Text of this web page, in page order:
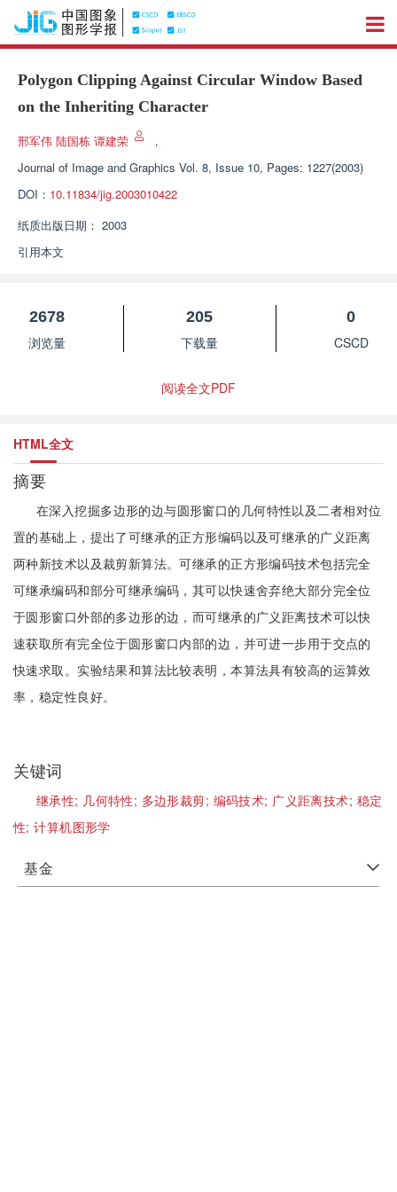
Polygon Clipping Against Circular Window Based
on the Inheriting Character
邢军伟 陆国栋 谭建荣
，
Journal of Image and Graphics Vol. 8, Issue 10, Pages: 1227(2003)
DOI： 10.11834/jig.2003010422
纸质出版日期： 2003
引用本文
2678
浏览量
205
下载量
0
CSCD
阅读全文PDF
HTML全文
摘要
在深入挖掘多边形的边与圆形窗口的几何特性以及二者相对位
置的基础上，提出了可继承的正方形编码以及可继承的广义距离
两种新技术以及裁剪新算法。可继承的正方形编码技术包括完全
可继承编码和部分可继承编码，其可以快速舍弃绝大部分完全位
于圆形窗口外部的多边形的边，而可继承的广义距离技术可以快
速获取所有完全位于圆形窗口内部的边，并可进一步用于交点的
快速求取。实验结果和算法比较表明，本算法具有较高的运算效
率，稳定性良好。
关键词
继承性; 几何特性; 多边形裁剪; 编码技术; 广义距离技术; 稳定
性;计算机图形学
基金